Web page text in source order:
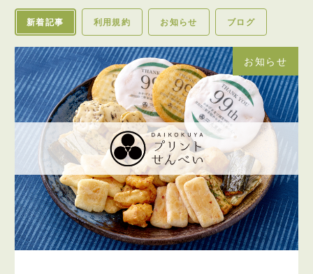
ギャラリー
BLOG
ブログ
SHOP INFO
店舗情報
CONTACT
お問い合わせ
利用規約
特定商取引法
ご予約
新着記事 利用規約 お知らせ ブログ
お知らせ